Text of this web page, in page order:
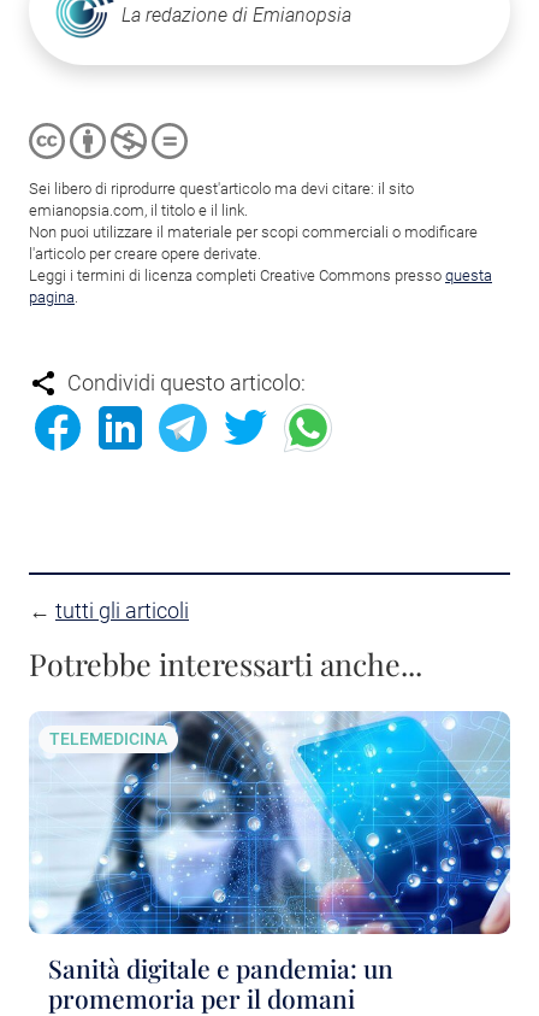
La redazione di Emianopsia
Sei libero di riprodurre quest'articolo ma devi citare: il sito
emianopsia.com, il titolo e il link.
Non puoi utilizzare il materiale per scopi commerciali o modificare
l'articolo per creare opere derivate.
Leggi i termini di licenza completi Creative Commons presso questa
pagina.
Condividi questo articolo:
← tutti gli articoli
Potrebbe interessarti anche...
TELEMEDICINA
Sanità digitale e pandemia: un
promemoria per il domani